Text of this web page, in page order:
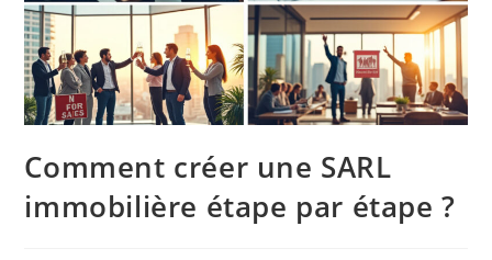
Comment créer une SARL
immobilière étape par étape ?